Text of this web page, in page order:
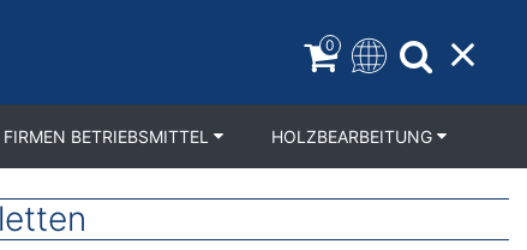
0
FIRMEN BETRIEBSMITTEL HOLZBEARBEITUNG